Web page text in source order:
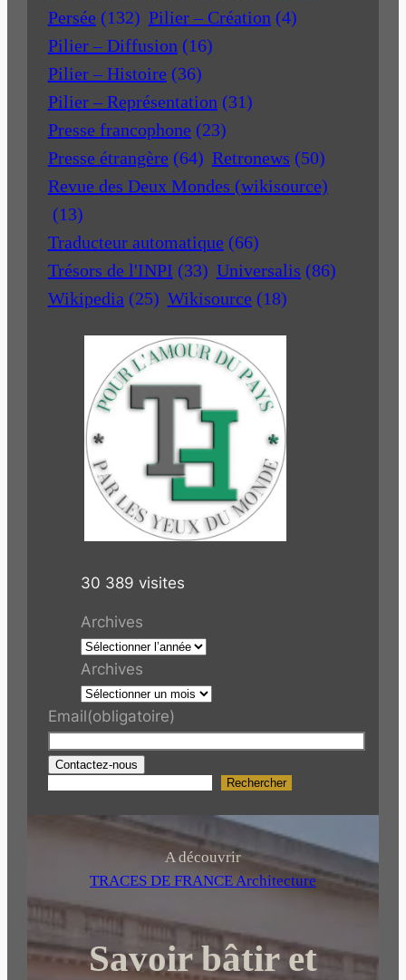
Persée (132) Pilier – Création (4)
Pilier – Diffusion (16)
Pilier – Histoire (36)
Pilier – Représentation (31)
Presse francophone (23)
Presse étrangère (64) Retronews (50)
Revue des Deux Mondes (wikisource)
(13)
Traducteur automatique (66)
Trésors de l'INPI (33) Universalis (86)
Wikipedia (25) Wikisource (18)
30 389 visites
Archives
Archives
Email(obligatoire)
Contactez-nous
R
r
c
h
Rechercher
A découvrir
TRACES DE FRANCE Architecture
Savoir bâtir et